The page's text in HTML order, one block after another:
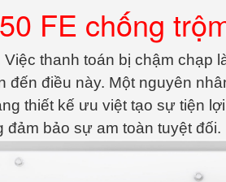
FE chống
thanh toán bị chậm chạp
điều này. Một nguyên
thiết kế ưu việt tạo sự tiện
bảo sự am toàn tuyệt đối.